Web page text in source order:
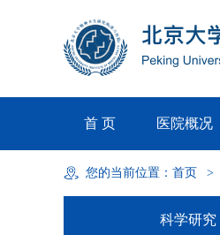
首 页 医院概况
您的当前位置： 首页 >
科学研究